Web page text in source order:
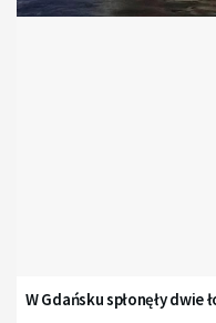
W Gdańsku spłonęły